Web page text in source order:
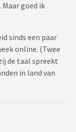
goed ik
sinds een paar
online. (Twee
de taal spreekt
in land van